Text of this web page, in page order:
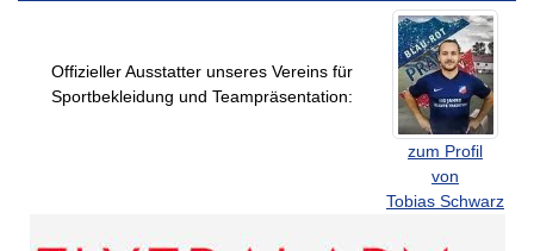
zum Profil
von
Tobias Schwarz
Offizieller Ausstatter unseres Vereins für
Sportbekleidung und Teampräsentation: